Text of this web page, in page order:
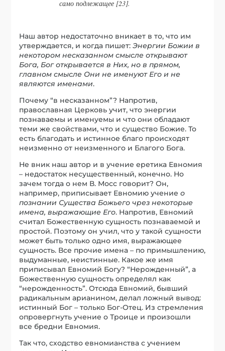
само подлежащее [23].
Наш автор недостаточно вникает в то, что им
утверждается, и когда пишет:Энергии Божии в
некотором несказанном смысле открывают
Бога, Бог открывается в Них, но в прямом,
главном смысле Они не именуют Его и не
являются именами.
Почему “в несказанном”? Напротив,
православная Церковь учит, что энергии
познаваемы и именуемы и что они обладают
теми же свойствами, что и существо Божие. То
есть благодать и истинное благо происходят
неизменно от неизменного и Благого Бога.
Не вник наш автор и в учение еретика Евномия
– недостаток несущественный, конечно. Но
зачем тогда о нем В. Мосс говорит? Он,
например, приписывает Евномию учениео
познании Существа Божьего чрез некоторые
имена, выражающие Его. Напротив, Евномий
считал Божественную сущность познаваемой и
простой. Поэтому он учил, что у такой сущности
может быть только одно имя, выражающее
сущность. Все прочие имена – по примышлению,
выдуманные, неистинные. Какое же имя
приписывал Евномий Богу? “Нерожденный”, а
Божественную сущность определял как
“нерожденность”. Отсюда Евномий, бывший
радикальным арианином, делал ложный вывод:
истинный Бог – только Бог-Отец. Из стремления
опровергнуть учение о Троице и произошли
все бредни Евномия.
Так что, сходство евномианства с учением